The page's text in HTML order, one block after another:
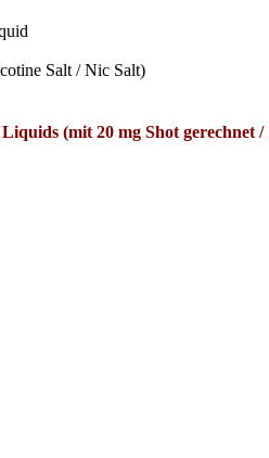
Salt / Nic Salt)
(mit 20 mg Shot gerechnet /